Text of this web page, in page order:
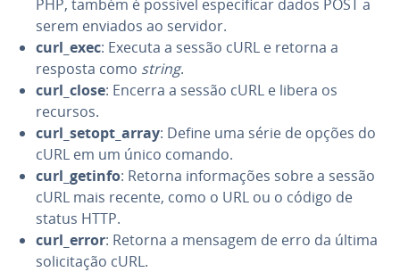
PHP, também é possível es­pe­ci­fi­car dados POST a
serem enviados ao servidor.
curl_exec: Executa a sessão cURL e retorna a
resposta como string.
curl_close: Encerra a sessão cURL e libera os
recursos.
curl_setopt_array: Define uma série de opções do
cURL em um único comando.
curl_getinfo: Retorna in­for­ma­ções sobre a sessão
cURL mais recente, como o URL ou o código de
status HTTP.
curl_error: Retorna a mensagem de erro da última
so­li­ci­ta­ção cURL.